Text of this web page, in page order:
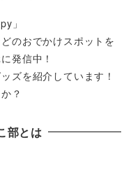
」
のおでかけスポットを
発信中！
ズを紹介しています！
？
部とは